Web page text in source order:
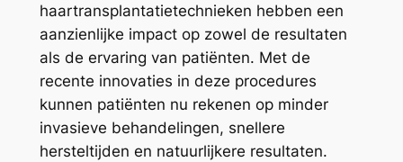
haartransplantatietechnieken hebben een
aanzienlijke impact op zowel de resultaten
als de ervaring van patiënten. Met de
recente innovaties in deze procedures
kunnen patiënten nu rekenen op minder
invasieve behandelingen, snellere
hersteltijden en natuurlijkere resultaten.